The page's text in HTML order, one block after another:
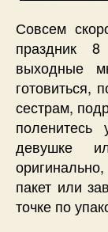
Совсем
праздник
выходные
готовиться,
сестрам,
поленитесь
девушке
пакет или
точке по